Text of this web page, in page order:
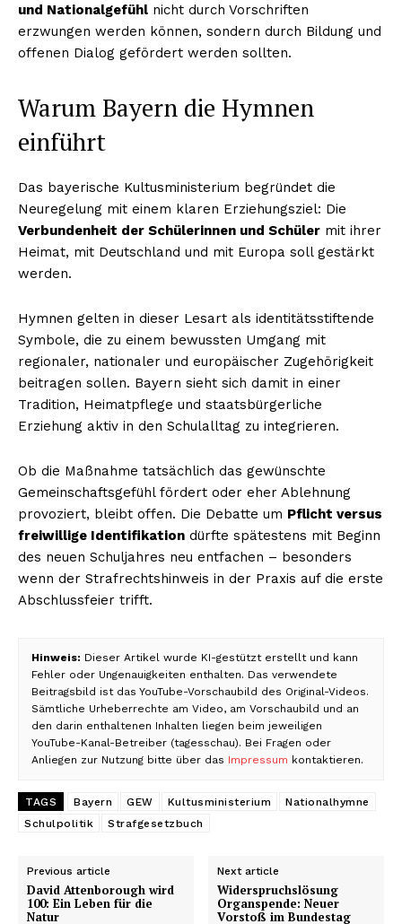
und Nationalgefühl nicht durch Vorschriften
erzwungen werden können, sondern durch Bildung und
offenen Dialog gefördert werden sollten.
Warum Bayern die Hymnen
einführt
Das bayerische Kultusministerium begründet die
Neuregelung mit einem klaren Erziehungsziel: Die
Verbundenheit der Schülerinnen und Schüler mit ihrer
Heimat, mit Deutschland und mit Europa soll gestärkt
werden.
Hymnen gelten in dieser Lesart als identitätsstiftende
Symbole, die zu einem bewussten Umgang mit
regionaler, nationaler und europäischer Zugehörigkeit
beitragen sollen. Bayern sieht sich damit in einer
Tradition, Heimatpflege und staatsbürgerliche
Erziehung aktiv in den Schulalltag zu integrieren.
Ob die Maßnahme tatsächlich das gewünschte
Gemeinschaftsgefühl fördert oder eher Ablehnung
provoziert, bleibt offen. Die Debatte um Pflicht versus
freiwillige Identifikation dürfte spätestens mit Beginn
des neuen Schuljahres neu entfachen – besonders
wenn der Strafrechtshinweis in der Praxis auf die erste
Abschlussfeier trifft.
Hinweis: Dieser Artikel wurde KI-gestützt erstellt und kann
Fehler oder Ungenauigkeiten enthalten. Das verwendete
Beitragsbild ist das YouTube-Vorschaubild des Original-Videos.
Sämtliche Urheberrechte am Video, am Vorschaubild und an
den darin enthaltenen Inhalten liegen beim jeweiligen
YouTube-Kanal-Betreiber (tagesschau). Bei Fragen oder
Anliegen zur Nutzung bitte über das Impressum kontaktieren.
TAGS Bayern GEW Kultusministerium
Nationalhymne
Schulpolitik
Strafgesetzbuch
Previous article
David Attenborough wird
100: Ein Leben für die
Natur
Next article
Widerspruchslösung
Organspende: Neuer
Vorstoß im Bundestag